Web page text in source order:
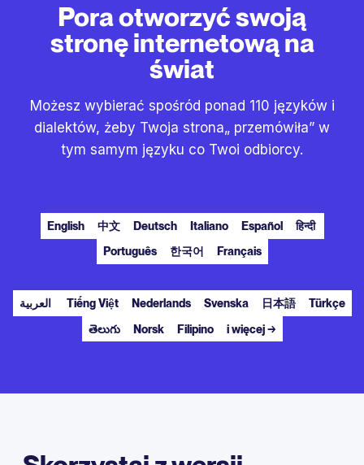
Pora otworzyć swoją
stronę internetową na
świat
Możesz wybierać spośród ponad 110 języków i
dialektów, żeby Twoja strona„ przemówiła” w
tym samym języku co Twoi odbiorcy.
English 中文 Deutsch Italiano Español
हिन्दी
Português
한국어 Français
Tiếng Việt Nederlands Svenska 日本語
Türkçe
తెలుగు
Norsk Filipino i więcej →